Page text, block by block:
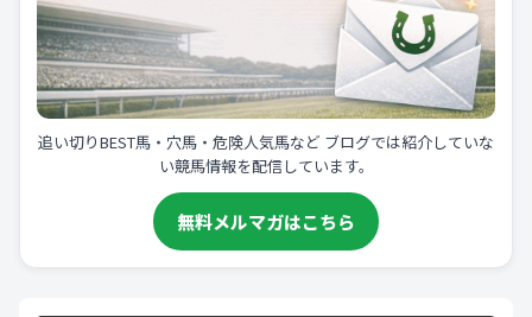
追い切りBEST馬・穴馬・危険人気馬など ブログでは紹介していな
い競馬情報を配信しています。
無料メルマガはこちら